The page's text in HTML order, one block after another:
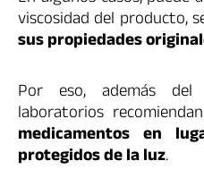
viscosidad del producto,
sus propiedades
Por eso, además
laboratorios
medicamentos en
protegidos de la luz.